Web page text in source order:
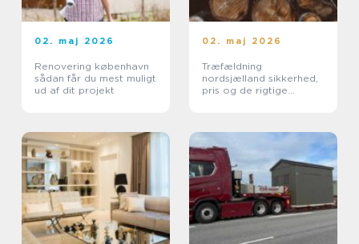
02. maj 2026
Renovering københavn
sådan får du mest muligt
ud af dit projekt
02. maj 2026
Træfældning
nordsjælland sikkerhed,
pris og de rigtige